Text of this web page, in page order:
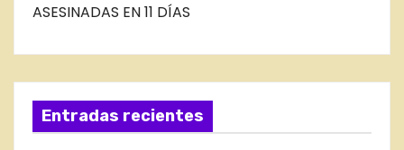
ASESINADAS EN 11 DÍAS
Entradas recientes